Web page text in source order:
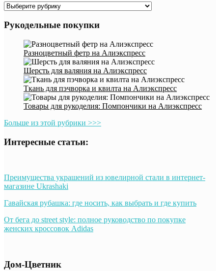
Рубрики
Рукодельные покупки
Разноцветный фетр на Алиэкспресс
Шерсть для валяния на Алиэкспресс
Ткань для пэчворка и квилта на Алиэкспресс
Товары для рукоделия: Помпончики на Алиэкспресс
Больше из этой рубрики >>>
Интересные статьи:
Преимущества украшений из ювелирной стали в интернет-
магазине Ukrashaki
Гавайская рубашка: где носить, как выбрать и где купить
От бега до street style: полное руководство по покупке
женских кроссовок Adidas
Дом-Цветник